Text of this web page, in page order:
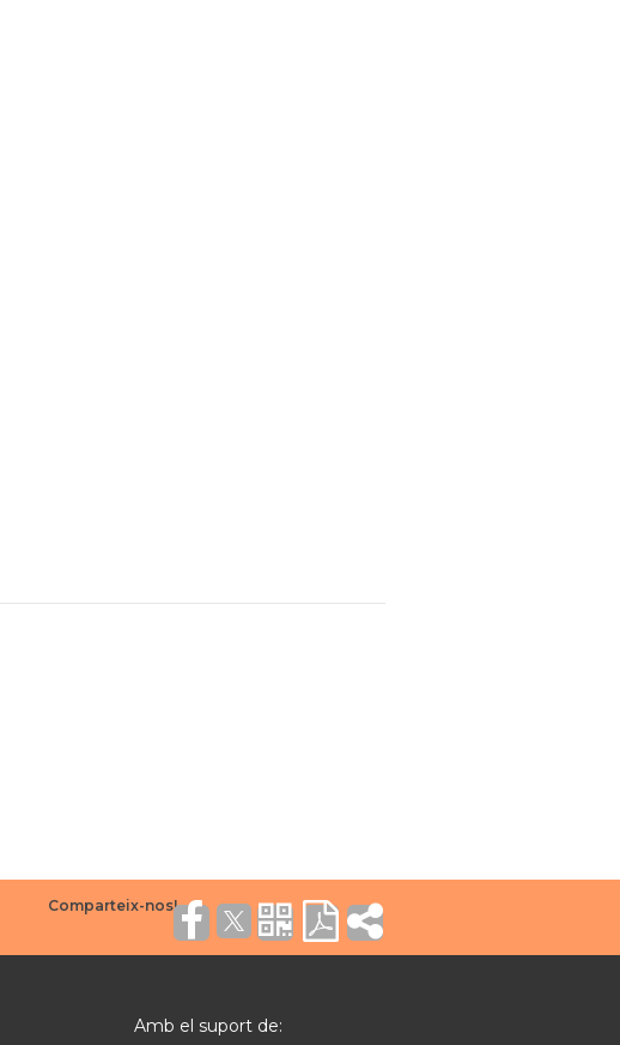
Amb el suport de: